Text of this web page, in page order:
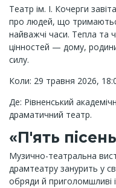
Театр ім. І. Кочерги
про людей, що
найважчі часи. Тепла та
цінностей — дому,
силу.
Коли: 29 травня 2026,
Де: Рівненський
драматичний театр.
«П'ять
Музично-театральна
драмтеатру занурить у
обряди й приголомшливі